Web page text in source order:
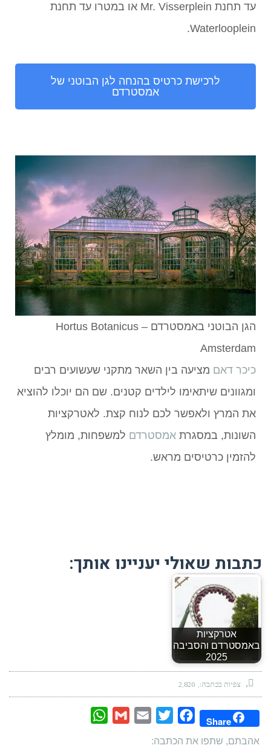
עד תחנת Mr. Visserplein או במטרו עד תחנת
Waterlooplein.
לרכישת כרטיס בהנחה לגן הבוטני של
אמסטרדם
הגן הבוטני באמסטרדם – Hortus Botanicus
Amsterdam
כיכר דאם מציעה בין השאר מתקני שעשועים רבים
ומגוונים שיתאימו לילדים קטנים. שם הם יוכלו להוציא
את המרץ ולאפשר לכם לנוח קצת. לאטרקציות
השונות, במסגרת אמסטרדם למשפחות, מומלץ
להזמין כרטיסים מראש.
כתבות שאולי יעניינו אותך:
אטרקציות
באמסטרדם והסביבה
2025
צפיות בכתבה: 2,820
Share
Facebook
Twitter
Email
Gmail
אהבתם, שתפו את הכתבה: